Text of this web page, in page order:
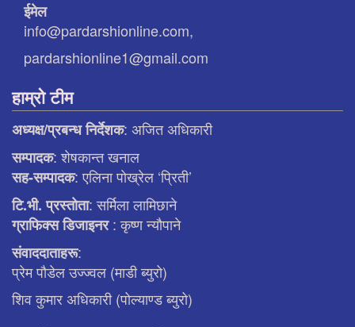
ईमेल
info@pardarshionline.com,
pardarshionline1@gmail.com
हाम्रो टीम
अध्यक्ष/प्रबन्ध निर्देशक: अजित अधिकारी
सम्पादक: शेषकान्त खनाल
सह-सम्पादक: एलिना पाेख्रेल ‘प्रिती’
टि.भी. प्रस्ताेता: सर्मिला लामिछाने
ग्राफिक्स डिजाइनर: कृष्ण न्याैपाने
संवाददाताहरू:
प्रेम पौडेल उज्ज्वल (माडी ब्युरो)
शिव कुमार अधिकारी (पोल्याण्ड ब्युरो)